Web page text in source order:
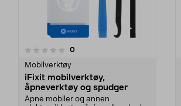
0anmeldelser
Mobilverktøy
iFixit mobilverktøy,
åpneverktøy og spudger
Åpne mobiler og annen
5.0 av 5 stjerner